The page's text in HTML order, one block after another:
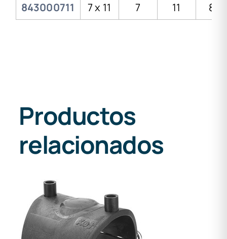
843000711 7 x 11 7 11 83
Productos
relacionados